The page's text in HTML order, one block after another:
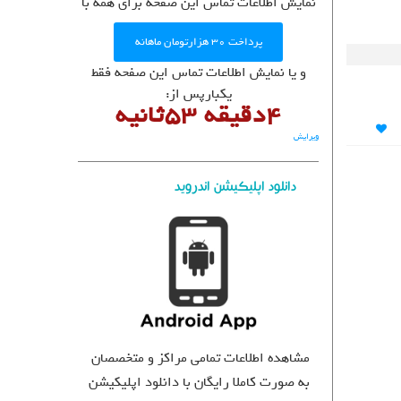
User Registration
برگه نمونه
پرسش و پاسخ
تبلیغات
روانشناسان و روانپزشکان
پرداخت ۳۰ هزارتومان ماهانه
و یا نمایش اطلاعات تماس این صفحه فقط
یکبارپس از:
4دقیقه 52ثانیه
ویرایش
دانلود اپلیکیشن اندروید
مشاهده اطلاعات تمامی مراکز و متخصصان
به صورت کاملا رایگان با دانلود اپلیکیشن